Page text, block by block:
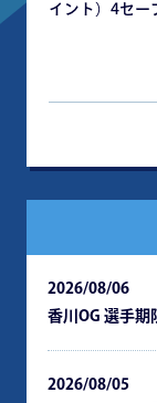
イント）4セー
2026/08/06
⾹川OG 選⼿期
2026/08/05